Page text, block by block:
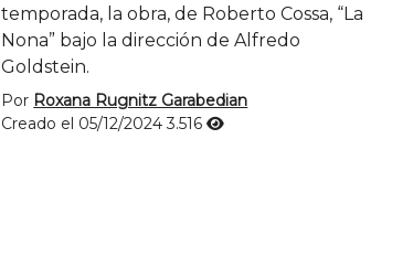
temporada, la obra, de Roberto Cossa, “La
Nona” bajo la dirección de Alfredo
Goldstein.
Por Roxana Rugnitz Garabedian
Creado el 05/12/20243.516